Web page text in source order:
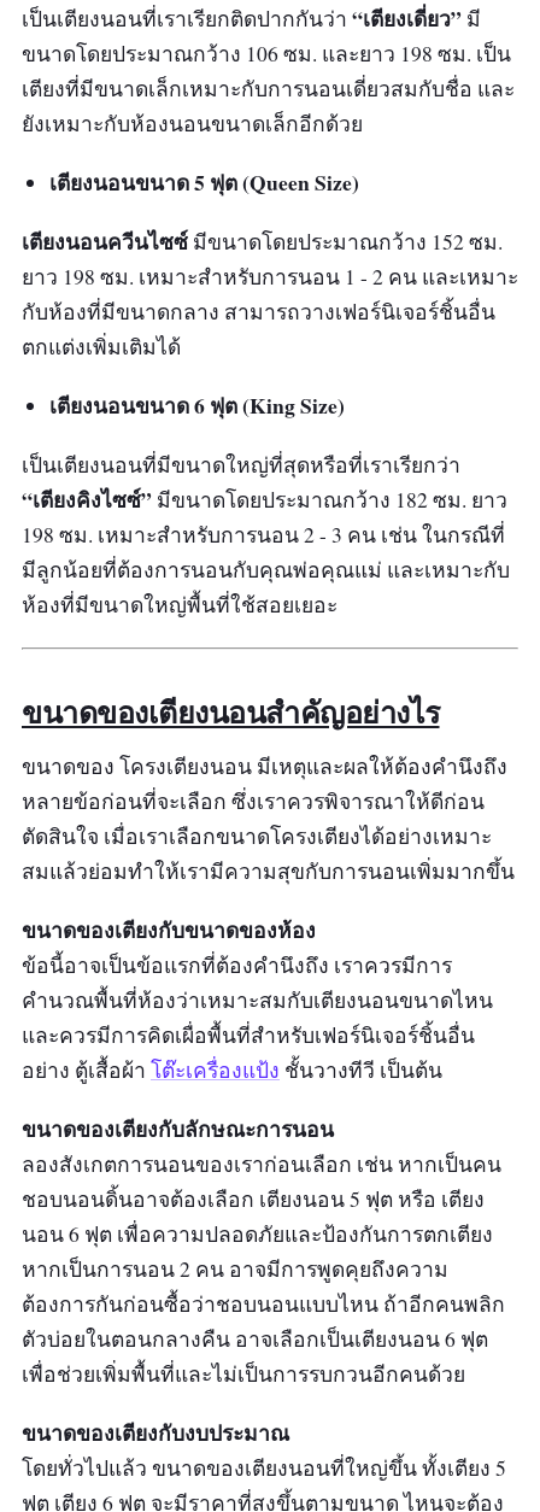
เป็นเตียงนอนที่เราเรียกติดปากกันว่า “เตียงเดี่ยว” มี
ขนาดโดยประมาณกว้าง 106 ซม. และยาว 198 ซม. เป็น
เตียงที่มีขนาดเล็กเหมาะกับการนอนเดี่ยวสมกับชื่อ และ
ยังเหมาะกับห้องนอนขนาดเล็กอีกด้วย
เตียงนอนขนาด 5 ฟุต (Queen Size)
เตียงนอนควีนไซซ์ มีขนาดโดยประมาณกว้าง 152 ซม.
ยาว 198 ซม. เหมาะสำหรับการนอน 1 - 2 คน และเหมาะ
กับห้องที่มีขนาดกลาง สามารถวางเฟอร์นิเจอร์ชิ้นอื่น
ตกแต่งเพิ่มเติมได้
เตียงนอนขนาด 6 ฟุต (King Size)
เป็นเตียงนอนที่มีขนาดใหญ่ที่สุดหรือที่เราเรียกว่า
“เตียงคิงไซซ์” มีขนาดโดยประมาณกว้าง 182 ซม. ยาว
198 ซม. เหมาะสำหรับการนอน 2 - 3 คน เช่น ในกรณีที่
มีลูกน้อยที่ต้องการนอนกับคุณพ่อคุณแม่ และเหมาะกับ
ห้องที่มีขนาดใหญ่พื้นที่ใช้สอยเยอะ
ขนาดของเตียงนอนสำคัญอย่างไร
ขนาดของ โครงเตียงนอน มีเหตุและผลให้ต้องคำนึงถึง
หลายข้อก่อนที่จะเลือก ซึ่งเราควรพิจารณาให้ดีก่อน
ตัดสินใจ เมื่อเราเลือกขนาดโครงเตียงได้อย่างเหมาะ
สมแล้วย่อมทำให้เรามีความสุขกับการนอนเพิ่มมากขึ้น
ขนาดของเตียงกับขนาดของห้อง
ข้อนี้อาจเป็นข้อแรกที่ต้องคำนึงถึง เราควรมีการ
คำนวณพื้นที่ห้องว่าเหมาะสมกับเตียงนอนขนาดไหน
และควรมีการคิดเผื่อพื้นที่สำหรับเฟอร์นิเจอร์ชิ้นอื่น
อย่าง ตู้เสื้อผ้า โต๊ะเครื่องแป้ง ชั้นวางทีวี เป็นต้น
ขนาดของเตียงกับลักษณะการนอน
ลองสังเกตการนอนของเราก่อนเลือก เช่น หากเป็นคน
ชอบนอนดิ้นอาจต้องเลือก เตียงนอน 5 ฟุต หรือ เตียง
นอน 6 ฟุต เพื่อความปลอดภัยและป้องกันการตกเตียง
หากเป็นการนอน 2 คน อาจมีการพูดคุยถึงความ
ต้องการกันก่อนซื้อว่าชอบนอนแบบไหน ถ้าอีกคนพลิก
ตัวบ่อยในตอนกลางคืน อาจเลือกเป็นเตียงนอน 6 ฟุต
เพื่อช่วยเพิ่มพื้นที่และไม่เป็นการรบกวนอีกคนด้วย
ขนาดของเตียงกับงบประมาณ
โดยทั่วไปแล้ว ขนาดของเตียงนอนที่ใหญ่ขึ้น ทั้งเตียง 5
ฟุต เตียง 6 ฟุต จะมีราคาที่สูงขึ้นตามขนาด ไหนจะต้อง